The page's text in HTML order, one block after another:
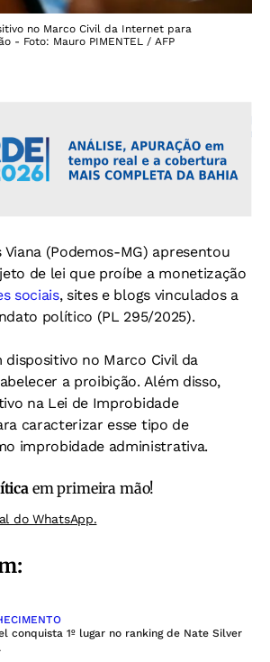
no Marco Civil da Internet para
- Foto: Mauro PIMENTEL / AFP
Viana (Podemos-MG) apresentou
de lei que proíbe a monetização
sociais, sites e blogs vinculados a
político (PL 295/2025).
no Marco Civil da
a proibição. Além disso,
na Lei de Improbidade
caracterizar esse tipo de
improbidade administrativa.
em primeira mão!
do WhatsApp.
conquista 1º lugar no ranking de Nate Silver